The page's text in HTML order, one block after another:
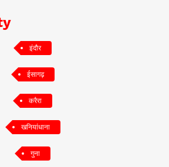
इंदौर
ईसागढ़
करैरा
खनियांधाना
गुना